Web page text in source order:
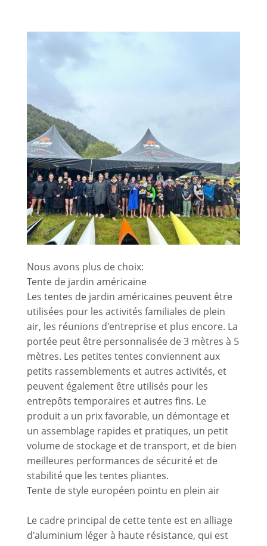
Nous avons plus de choix:
Tente de jardin américaine
Les tentes de jardin américaines peuvent être
utilisées pour les activités familiales de plein
air, les réunions d'entreprise et plus encore. La
portée peut être personnalisée de 3 mètres à 5
mètres. Les petites tentes conviennent aux
petits rassemblements et autres activités, et
peuvent également être utilisés pour les
entrepôts temporaires et autres fins. Le
produit a un prix favorable, un démontage et
un assemblage rapides et pratiques, un petit
volume de stockage et de transport, et de bien
meilleures performances de sécurité et de
stabilité que les tentes pliantes.
Tente de style européen pointu en plein air
Le cadre principal de cette tente est en alliage
d'aluminium léger à haute résistance, qui est